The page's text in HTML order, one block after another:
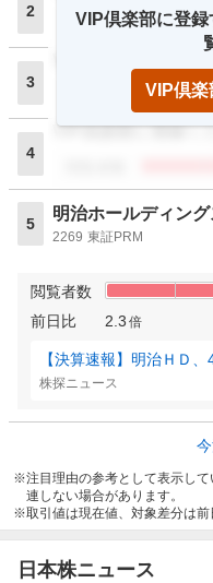
2
閲覧者数
3
4
VIP倶楽部に登録く
5
明治ホールディン
2269 東証PRM
閲覧者数
前日比
2.3 倍
【決算速報】明治ＨＤ
株探ニュース
VIP倶楽部に登
VIP倶楽
注目理由の参考として表示し
連しない場合があります。
取引値は現在値、対象差分は前
日本株ニュース